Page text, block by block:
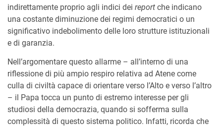
indirettamente proprio agli indici dei report che indicano
una costante diminuzione dei regimi democratici o un
significativo indebolimento delle loro strutture istituzionali
e di garanzia.
Nell’argomentare questo allarme – all’interno di una
riflessione di più ampio respiro relativa ad Atene come
culla di civiltà capace di orientare verso l’Alto e verso l’altro
– il Papa tocca un punto di estremo interesse per gli
studiosi della democrazia, quando si sofferma sulla
complessità di questo sistema politico. Infatti, ricorda che